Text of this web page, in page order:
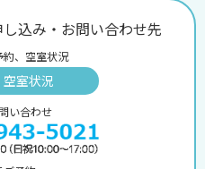
込み・お問い合わせ先
約、空室状況
空室状況
い合わせ